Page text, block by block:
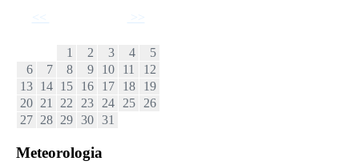
<<
>>
1
2 3 4
5
6
7 8 9 10 11
12
13 14 15 16 17 18
19
20 21 22 23 24 25
26
27 28 29 30 31
Meteorologia